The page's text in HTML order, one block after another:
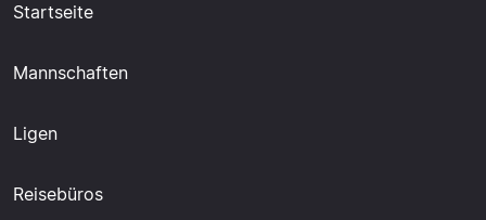
Startseite
Mannschaften
Ligen
Reisebüros